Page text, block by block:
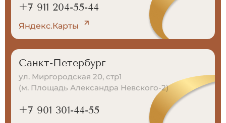
+7 911 204-55-44
Яндекс.Карты
Санкт-Петербург
ул. Миргородская 20, стр1
(м. Площадь Александра Невского-2)
+7 901 301-44-55